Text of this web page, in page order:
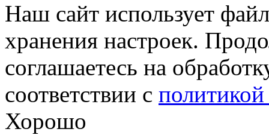
Наш сайт использует
хранения настроек.
соглашаетесь на
соответствии с
Хорошо